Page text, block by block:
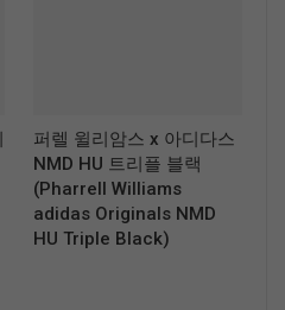
퍼렐 윌리암스 x 아디다스
NMD HU 트리플 블랙
(Pharrell Williams
adidas Originals NMD
HU Triple Black)